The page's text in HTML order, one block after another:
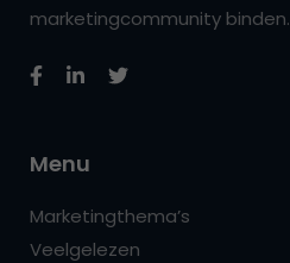
marketingcommunity binden.
Menu
Marketingthema’s
Veelgelezen